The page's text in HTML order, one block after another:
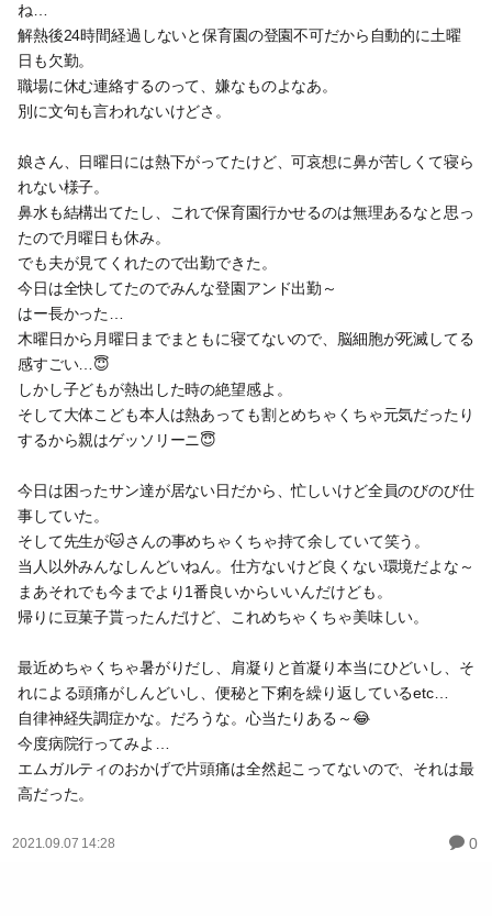
ね…
解熱後24時間経過しないと保育園の登園不可だから自動的に土曜
日も欠勤。
職場に休む連絡するのって、嫌なものよなあ。
別に文句も言われないけどさ。
娘さん、日曜日には熱下がってたけど、可哀想に鼻が苦しくて寝ら
れない様子。
鼻水も結構出てたし、これで保育園行かせるのは無理あるなと思っ
たので月曜日も休み。
でも夫が見てくれたので出勤できた。
今日は全快してたのでみんな登園アンド出勤～
はー長かった…
木曜日から月曜日までまともに寝てないので、脳細胞が死滅してる
感すごい…😇
しかし子どもが熱出した時の絶望感よ。
そして大体こども本人は熱あっても割とめちゃくちゃ元気だったり
するから親はゲッソリーニ😇
今日は困ったサン達が居ない日だから、忙しいけど全員のびのび仕
事していた。
そして先生が🐱さんの事めちゃくちゃ持て余していて笑う。
当人以外みんなしんどいねん。仕方ないけど良くない環境だよな～
まあそれでも今までより1番良いからいいんだけども。
帰りに豆菓子貰ったんだけど、これめちゃくちゃ美味しい。
最近めちゃくちゃ暑がりだし、肩凝りと首凝り本当にひどいし、そ
れによる頭痛がしんどいし、便秘と下痢を繰り返しているetc…
自律神経失調症かな。だろうな。心当たりある～😂
今度病院行ってみよ…
エムガルティのおかげで片頭痛は全然起こってないので、それは最
高だった。
2021.09.07 14:28 0